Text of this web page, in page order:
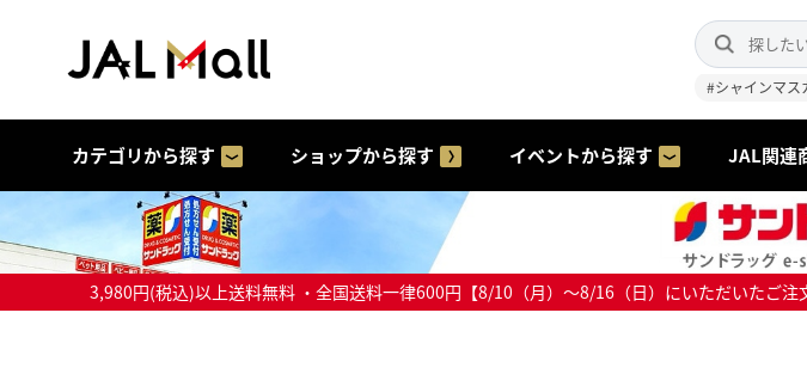
#シャインマス
カテゴリから探す ショップから探す イベントから探す JAL関連
3,980円(税込)以上送料無料 ・全国送料一律600円【8/10（月）～8/16（日）にいただいたご